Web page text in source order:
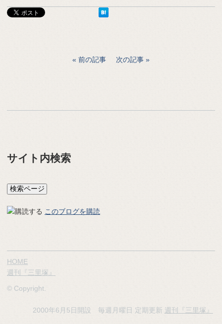
前の記事 次の記事
サイト内検索
このブログを購読
HOME
週刊『三里塚』
© Copyright.
2000年6月5日開設 毎週月曜日 定期更新 週刊『三里塚』